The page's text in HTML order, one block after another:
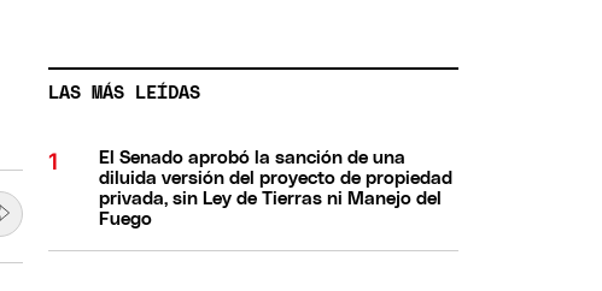
LAS MÁS LEÍDAS
El Senado aprobó la sanción de una
diluida versión del proyecto de propiedad
privada, sin Ley de Tierras ni Manejo del
Fuego